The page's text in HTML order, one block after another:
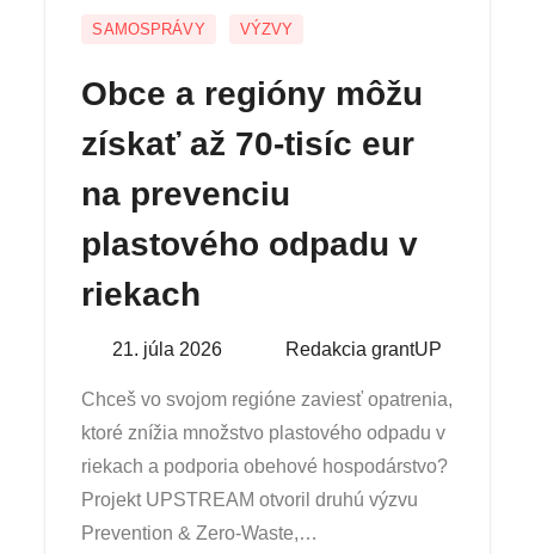
SAMOSPRÁVY VÝZVY
Obce a regióny môžu
získať až 70-tisíc eur
na prevenciu
plastového odpadu v
riekach
Posted21. júla 2026 Redakcia grantUP
Chceš vo svojom regióne zaviesť opatrenia,
ktoré znížia množstvo plastového odpadu v
riekach a podporia obehové hospodárstvo?
Projekt UPSTREAM otvoril druhú výzvu
Prevention & Zero-Waste,…